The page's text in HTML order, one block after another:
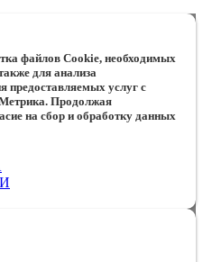
файлов Cookie, необходимых
для анализа
предоставляемых услуг с
Продолжая
на сбор и обработку данных